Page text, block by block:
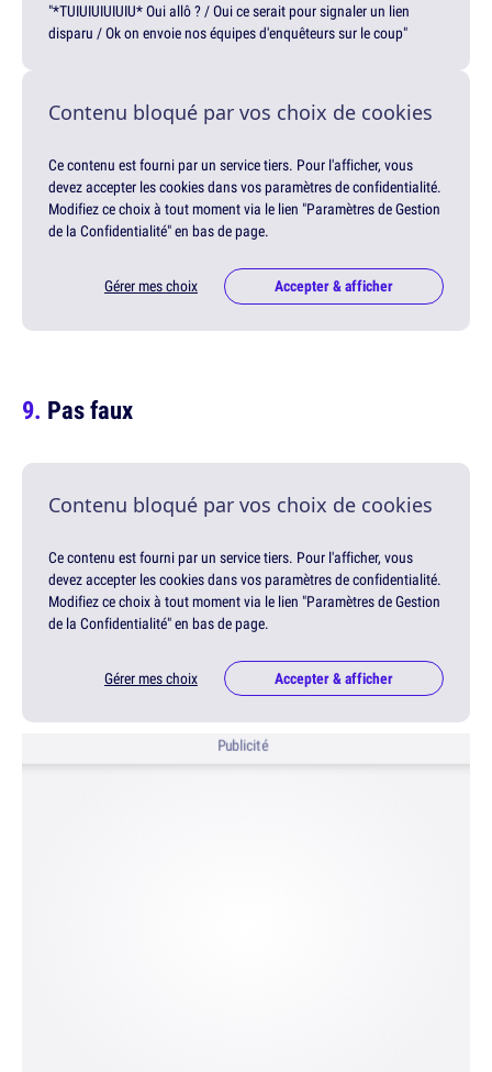
"*TUIUIUIUIUIU* Oui allô ? / Oui ce serait pour signaler un lien
disparu / Ok on envoie nos équipes d'enquêteurs sur le coup"
Contenu bloqué par vos choix de cookies
Ce contenu est fourni par un service tiers. Pour l'afficher, vous
devez accepter les cookies dans vos paramètres de confidentialité.
Modifiez ce choix à tout moment via le lien "Paramètres de Gestion
de la Confidentialité" en bas de page.
Gérer mes choix Accepter & afficher
Pas faux
Contenu bloqué par vos choix de cookies
Ce contenu est fourni par un service tiers. Pour l'afficher, vous
devez accepter les cookies dans vos paramètres de confidentialité.
Modifiez ce choix à tout moment via le lien "Paramètres de Gestion
de la Confidentialité" en bas de page.
Gérer mes choix Accepter & afficher
Publicité